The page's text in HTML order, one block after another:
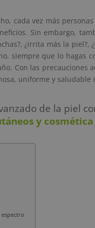
cada vez más
Sin embargo,
¿irrita más la piel?,
siempre que lo hagas
Con las precauciones
uniforme y saludable
de la piel
y